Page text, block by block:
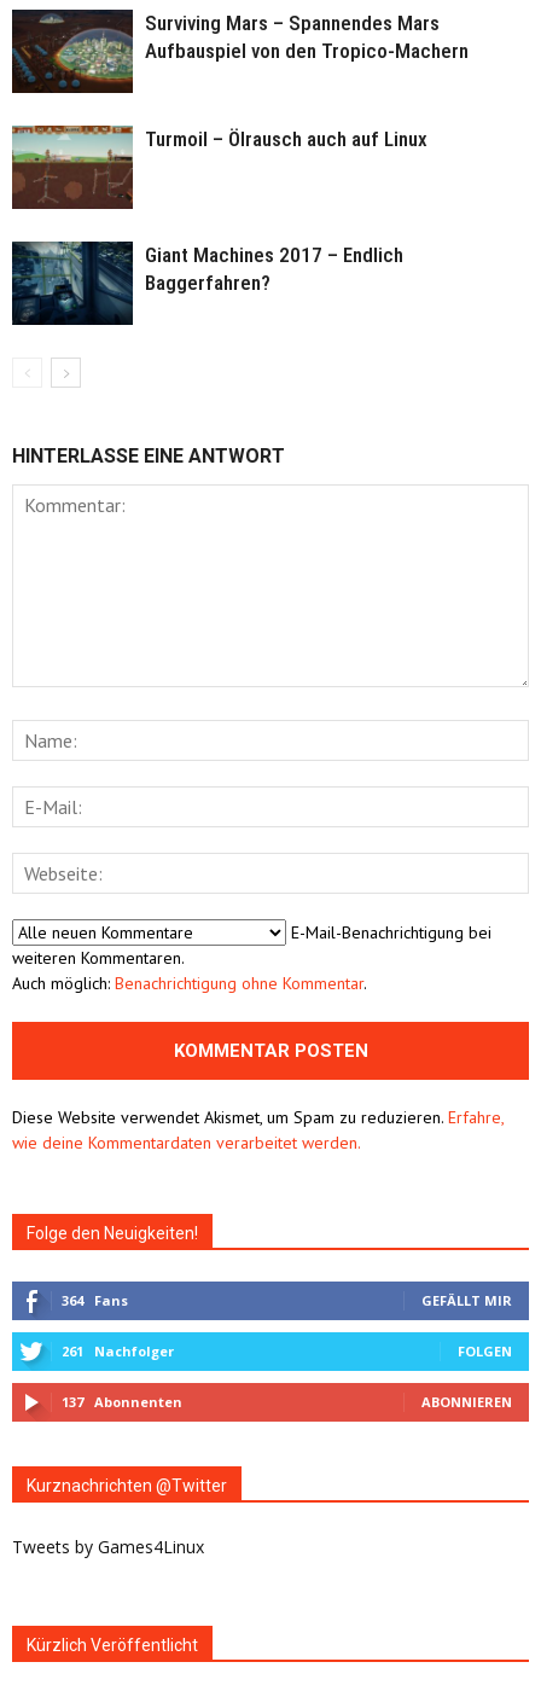
Surviving Mars – Spannendes Mars
Aufbauspiel von den Tropico-Machern
Turmoil – Ölrausch auch auf Linux
Giant Machines 2017 – Endlich
Baggerfahren?
HINTERLASSE EINE ANTWORT
E-Mail-Benachrichtigung bei
weiteren Kommentaren.
Auch möglich: Benachrichtigung ohne Kommentar.
Alternative:
Diese Website verwendet Akismet, um Spam zu reduzieren. Erfahre,
wie deine Kommentardaten verarbeitet werden.
Folge den Neuigkeiten!
364 Fans GEFÄLLT MIR
261 Nachfolger FOLGEN
137 Abonnenten ABONNIEREN
Kurznachrichten @Twitter
Tweets by Games4Linux
Kürzlich Veröffentlicht